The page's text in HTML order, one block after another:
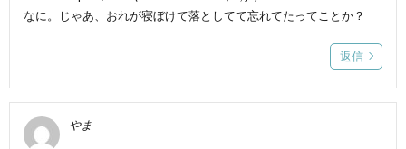
なに。じゃあ、おれが寝ぼけて落としてて忘れてたってことか？
返信
やま